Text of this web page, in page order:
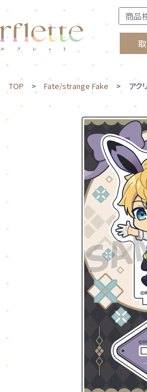
TOP > Fate/strange Fake > アクリ